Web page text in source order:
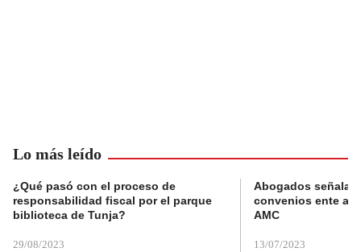
Lo más leído
¿Qué pasó con el proceso de
responsabilidad fiscal por el parque
biblioteca de Tunja?
29/08/2023
Abogados
convenios ente
AMC
13/07/2023